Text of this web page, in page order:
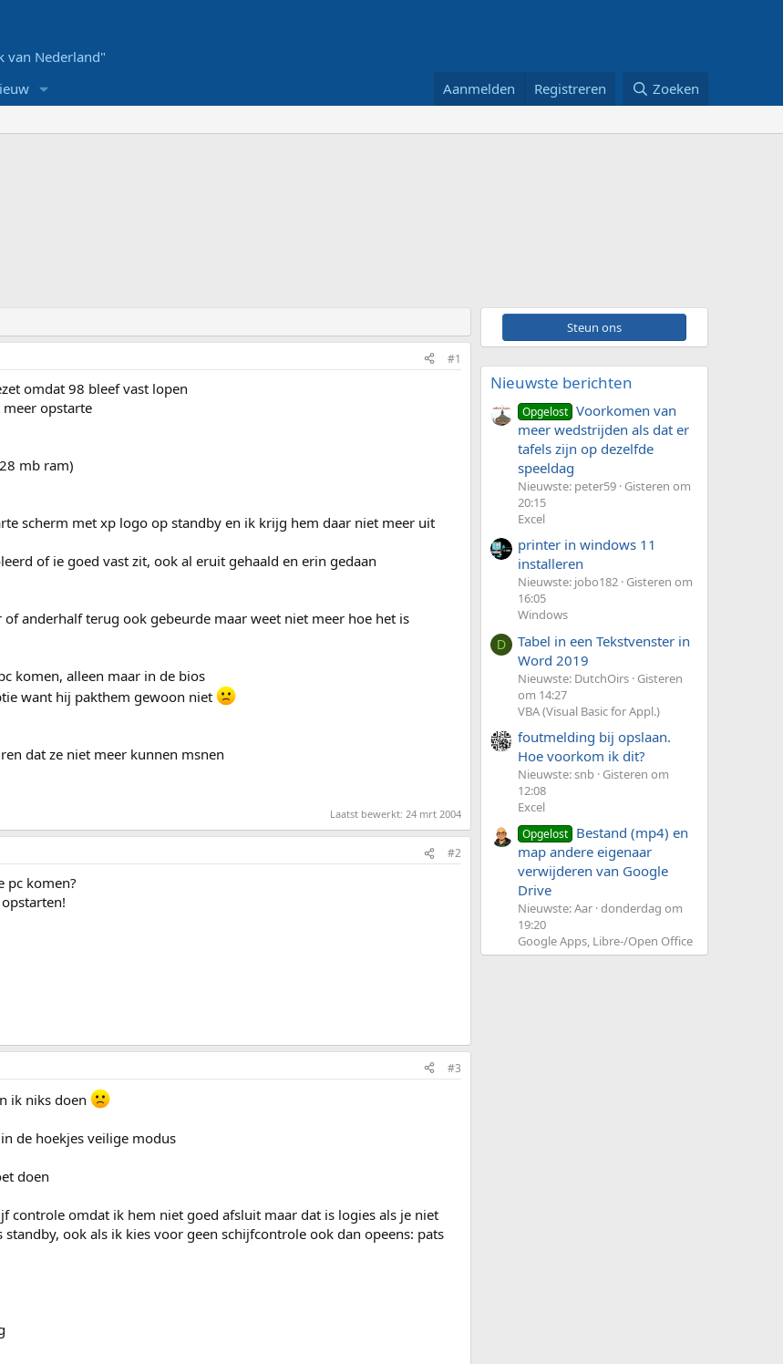
Nederland"
Aanmelden Registreren Zoeken
#1
omdat 98 bleef vast lopen
opstarte
mb ram)
scherm met xp logo op standby en ik krijg hem daar niet meer uit
of ie goed vast zit, ook al eruit gehaald en erin gedaan
anderhalf terug ook gebeurde maar weet niet meer hoe het is
komen, alleen maar in de bios
want hij pakthem gewoon niet
dat ze niet meer kunnen msnen
Laatst bewerkt: 24 mrt 2004
#2
pc komen?
#3
ik niks doen
de hoekjes veilige modus
doen
controle omdat ik hem niet goed afsluit maar dat is logies als je niet
standby, ook als ik kies voor geen schijfcontrole ook dan opeens: pats
Steun ons
Nieuwste berichten
Opgelost Voorkomen van
meer wedstrijden als dat er
tafels zijn op dezelfde
speeldag
Nieuwste: peter59 Gisteren om
20:15
Excel
printer in windows 11
installeren
Nieuwste: jobo182 Gisteren om
16:05
Windows
D
Tabel in een Tekstvenster in
Word 2019
Nieuwste: DutchOirs Gisteren
om 14:27
VBA (Visual Basic for Appl.)
foutmelding bij opslaan.
Hoe voorkom ik dit?
Nieuwste: snb Gisteren om
12:08
Excel
Opgelost Bestand (mp4) en
map andere eigenaar
verwijderen van Google
Drive
Nieuwste: Aar donderdag om
19:20
Google Apps, Libre-/Open Office